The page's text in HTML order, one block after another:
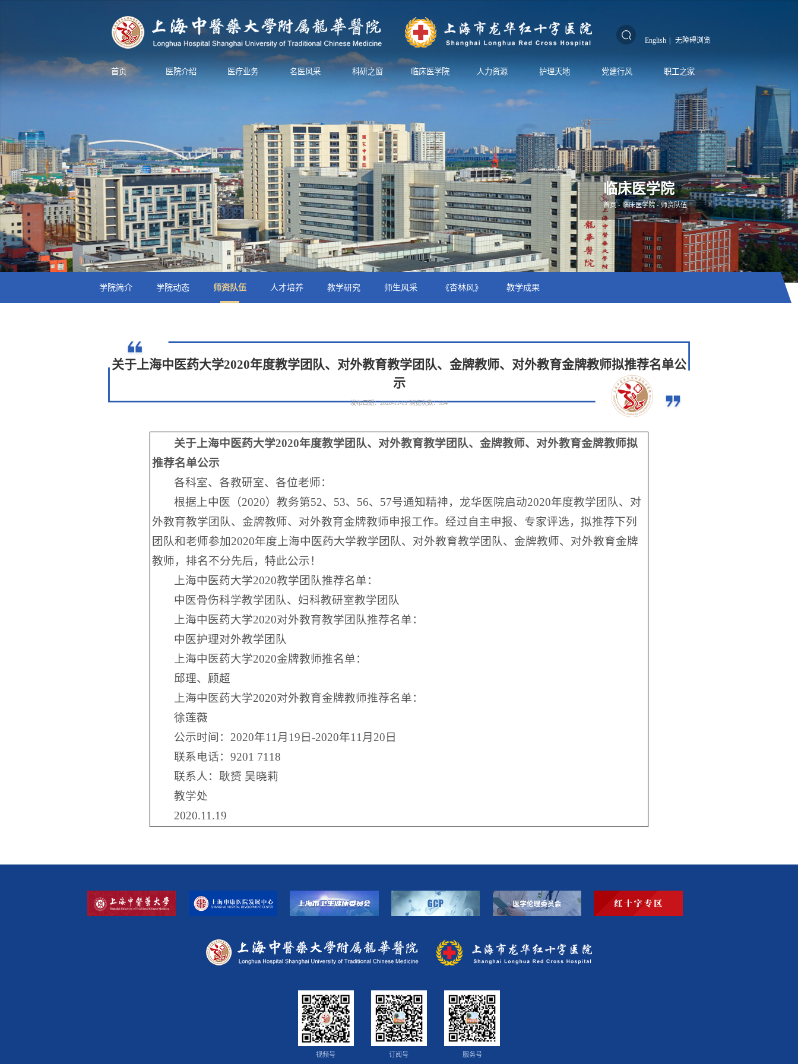
English | 无障碍浏览
首页 医院介绍 医疗业务 名医风采 科研之窗 临床医学院 人力资源 护理天地 党建行风 职工之家
临床医学院
首页- 临床医学院-师资队伍
学院简介 学院动态 师资队伍 人才培养 教学研究 师生风采 《杏林风》 教学成果
关于上海中医药大学2020年度教学团队、对外教育教学团队、金牌教师、对外教育金牌教师拟推荐名单公
示
发布日期：2020-11-19 浏览次数：534
关于上海中医药大学2020年度教学团队、对外教育教学团队、金牌教师、对外教育金牌教师拟
推荐名单公示
各科室、各教研室、各位老师：
根据上中医（2020）教务第52、53、56、57号通知精神，龙华医院启动2020年度教学团队、对
外教育教学团队、金牌教师、对外教育金牌教师申报工作。经过自主申报、专家评选，拟推荐下列
团队和老师参加2020年度上海中医药大学教学团队、对外教育教学团队、金牌教师、对外教育金牌
教师，排名不分先后，特此公示！
上海中医药大学2020教学团队推荐名单：
中医骨伤科学教学团队、妇科教研室教学团队
上海中医药大学2020对外教育教学团队推荐名单：
中医护理对外教学团队
上海中医药大学2020金牌教师推名单：
邱理、顾超
上海中医药大学2020对外教育金牌教师推荐名单：
徐莲薇
公示时间：2020年11月19日-2020年11月20日
联系电话：9201 7118
联系人：耿赟 吴晓莉
教学处
2020.11.19
视频号 订阅号 服务号